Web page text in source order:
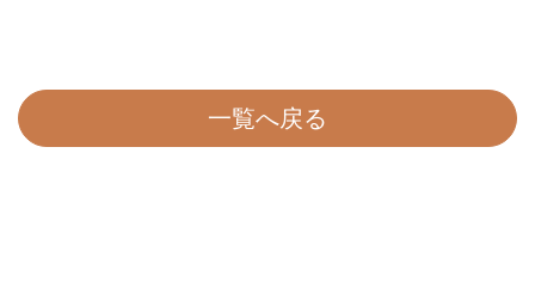
一覧へ戻る